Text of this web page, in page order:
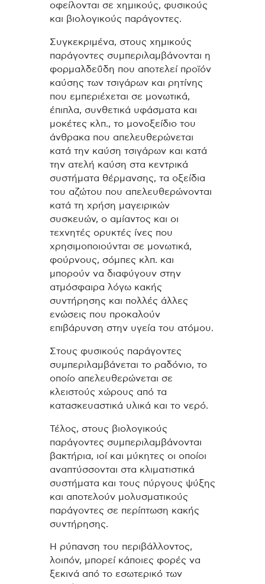
οφείλονται σε χημικούς, φυσικούς
και βιολογικούς παράγοντες.
Συγκεκριμένα, στους χημικούς
παράγοντες συμπεριλαμβάνονται η
φορμαλδεΰδη που αποτελεί προϊόν
καύσης των τσιγάρων και ρητίνης
που εμπεριέχεται σε μονωτικά,
έπιπλα, συνθετικά υφάσματα και
μοκέτες κλπ., το μονοξείδιο του
άνθρακα που απελευθερώνεται
κατά την καύση τσιγάρων και κατά
την ατελή καύση στα κεντρικά
συστήματα θέρμανσης, τα οξείδια
του αζώτου που απελευθερώνονται
κατά τη χρήση μαγειρικών
συσκευών, ο αμίαντος και οι
τεχνητές ορυκτές ίνες που
χρησιμοποιούνται σε μονωτικά,
φούρνους, σόμπες κλπ. και
μπορούν να διαφύγουν στην
ατμόσφαιρα λόγω κακής
συντήρησης και πολλές άλλες
ενώσεις που προκαλούν
επιβάρυνση στην υγεία του ατόμου.
Στους φυσικούς παράγοντες
συμπεριλαμβάνεται το ραδόνιο, το
οποίο απελευθερώνεται σε
κλειστούς χώρους από τα
κατασκευαστικά υλικά και το νερό.
Τέλος, στους βιολογικούς
παράγοντες συμπεριλαμβάνονται
βακτήρια, ιοί και μύκητες οι οποίοι
αναπτύσσονται στα κλιματιστικά
συστήματα και τους πύργους ψύξης
και αποτελούν μολυσματικούς
παράγοντες σε περίπτωση κακής
συντήρησης.
Η ρύπανση του περιβάλλοντος,
λοιπόν, μπορεί κάποιες φορές να
ξεκινά από το εσωτερικό των